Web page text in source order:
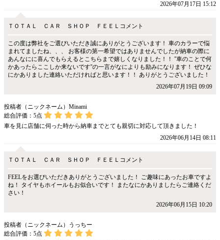
2026年07月17日 15:12
ＴＯＴＡＬ ＣＡＲ ＳＨＯＰ ＦＥＥＬコメント
この度は弊社をご選びいただき誠にありがとうございます！ 車のカラーで悩
まれてましたね、、、 お客様の第一希望ではありませんでしたが納車の際に
あんなにに喜んでもらえるとこちらまで嬉しくなりました！！ ''車のことで何
かあったらここしか来ないです''の一言がなによりも励みになります！ ぜひな
にかありました連絡いただければと思います！！ ありがとうございました！
2026年07月19日 09:09
投稿者（ニックネーム）Minami
総合評価： 5点
車を見に店舗に伺った時から納車までとても親切に対応して頂きました！
2026年06月14日 08:11
ＴＯＴＡＬ ＣＡＲ ＳＨＯＰ ＦＥＥＬコメント
FEELをお選びいただきありがとうございました！ ご趣味にあったお車ですよ
ね！ タイヤもホイールもお似合いです！ またなにかありましたらご連絡くだ
さい！
2026年06月15日 10:20
投稿者（ニックネーム）うっちー
総合評価： 5点